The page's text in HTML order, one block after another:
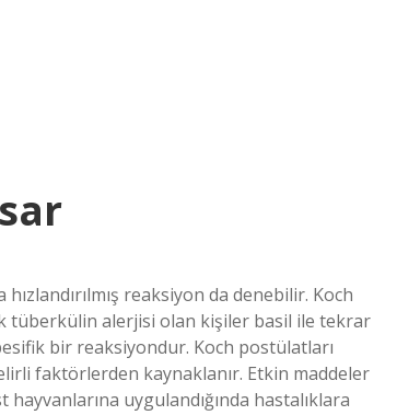
reaksiyon da denebilir. Koch
tüberkülin alerjisi olan kişiler basil ile tekrar
bir reaksiyondur. Koch postülatları
faktörlerden kaynaklanır. Etkin maddeler
uygulandığında hastalıklara